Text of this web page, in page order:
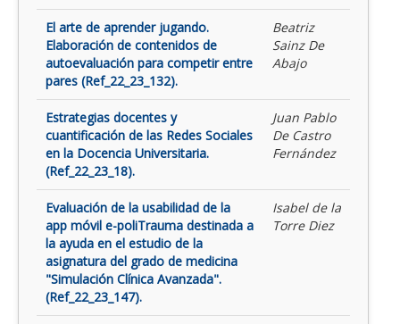
El arte de aprender jugando.
Elaboración de contenidos de
autoevaluación para competir entre
pares (Ref_22_23_132).
Beatriz
Sainz De
Abajo
Estrategias docentes y
cuantificación de las Redes Sociales
en la Docencia Universitaria.
(Ref_22_23_18).
Juan Pablo
De Castro
Fernández
Evaluación de la usabilidad de la
app móvil e-poliTrauma destinada a
la ayuda en el estudio de la
asignatura del grado de medicina
"Simulación Clínica Avanzada".
(Ref_22_23_147).
Isabel de la
Torre Diez